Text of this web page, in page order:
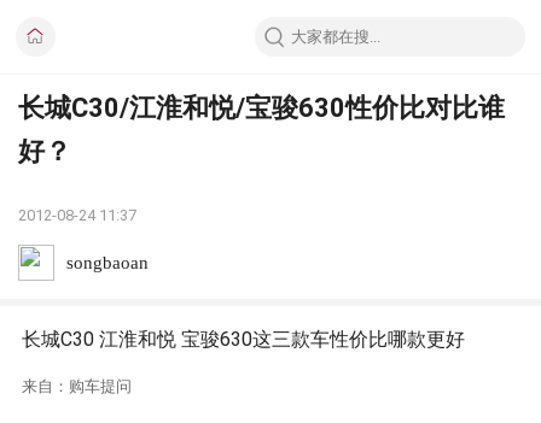
长城C30/江淮和悦/宝骏630性价比对比谁
好？
2012-08-24 11:37
songbaoan
长城C30 江淮和悦 宝骏630这三款车性价比哪款更好
来自：购车提问